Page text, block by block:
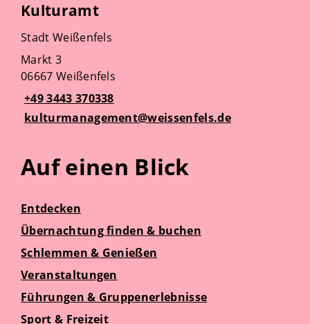
Kulturamt
Stadt Weißenfels
Markt 3
06667 Weißenfels
+49 3443 370338
kulturmanagement@weissenfels.de
Auf einen Blick
Entdecken
Übernachtung finden & buchen
Schlemmen & Genießen
Veranstaltungen
Führungen & Gruppenerlebnisse
Sport & Freizeit